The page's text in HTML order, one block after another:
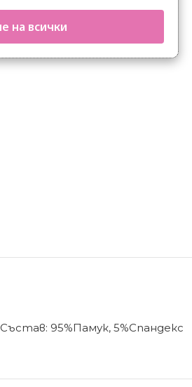
Състав: 95%Памук, 5%Спандекс
на всички